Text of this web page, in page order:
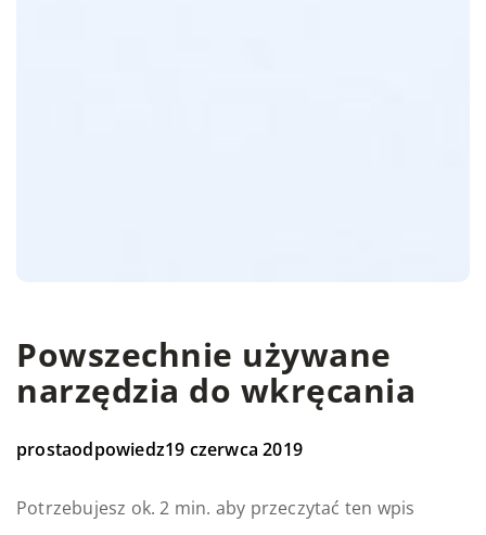
Powszechnie używane
narzędzia do wkręcania
prostaodpowiedz19 czerwca 2019
Potrzebujesz ok. 2 min. aby przeczytać ten wpis